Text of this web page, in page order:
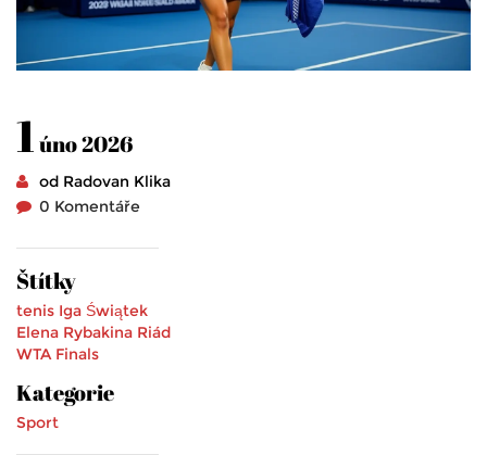
1úno 2026
od Radovan Klika
0 Komentáře
Štítky
tenis Iga Świątek
Elena Rybakina Riád
WTA Finals
Kategorie
Sport